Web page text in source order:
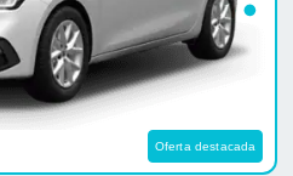
Oferta destacada